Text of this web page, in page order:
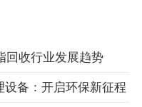
回收行业发展趋势
备：开启环保新征程